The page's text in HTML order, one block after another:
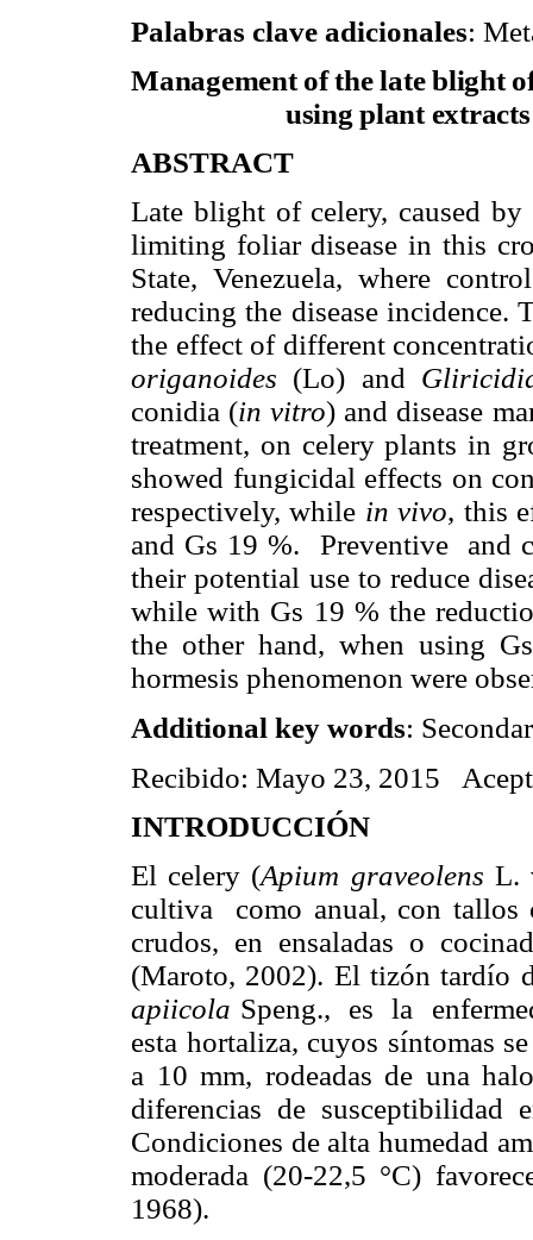
Palabras clave adicionales:
Management of the late blight
using plant
ABSTRACT
Late blight of celery, caused
limiting foliar disease in this
State, Venezuela, where
reducing the disease incidence.
the effect of different
origanoides (Lo) and
conidia (in vitro) and disease
treatment, on celery plants in
showed fungicidal effects on
respectively, while in vivo, this
and Gs 19 %. Preventive and
their potential use to reduce
while with Gs 19 % the
the other hand, when using
hormesis phenomenon were
Additional key words:
Recibido: Mayo 23, 2015
INTRODUCCIÓN
El celery (Apium graveolens L.
cultiva como anual, con tallos
crudos, en ensaladas o
(Maroto, 2002). El tizón tardío
apiicola Speng., es la
esta hortaliza, cuyos síntomas
a 10 mm, rodeadas de una
diferencias de susceptibilidad
Condiciones de alta humedad
moderada (20-22,5 °C)
1968).